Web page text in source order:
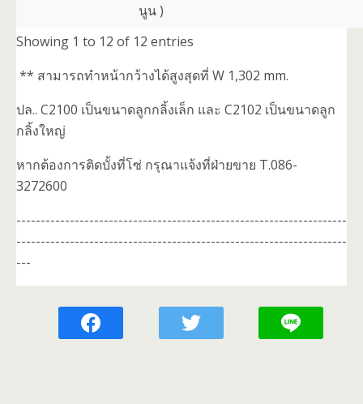
นูน )
Showing 1 to 12 of 12 entries
** สามารถทำหน้ากว้างได้สูงสุดที่ W 1,302 mm.
ปล.. C2100 เป็นขนาดลูกกลิ้งเล็ก และ C2102 เป็นขนาดลูก
กลิ้งใหญ่
หากต้องการติดบั้งที่โซ่ กรุณาแจ้งที่ฝ่ายขาย T.086-
3272600
--------------------------------------------------------------------
--------------------------------------------------------------------
---